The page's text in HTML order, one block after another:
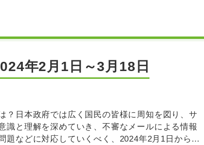
年2月1日～3月18日
？日本政府では広く国民の皆様に周知を図り、サ
識と理解を深めていき、不審なメールによる情報
題などに対応していくべく、2024年2月1日から3